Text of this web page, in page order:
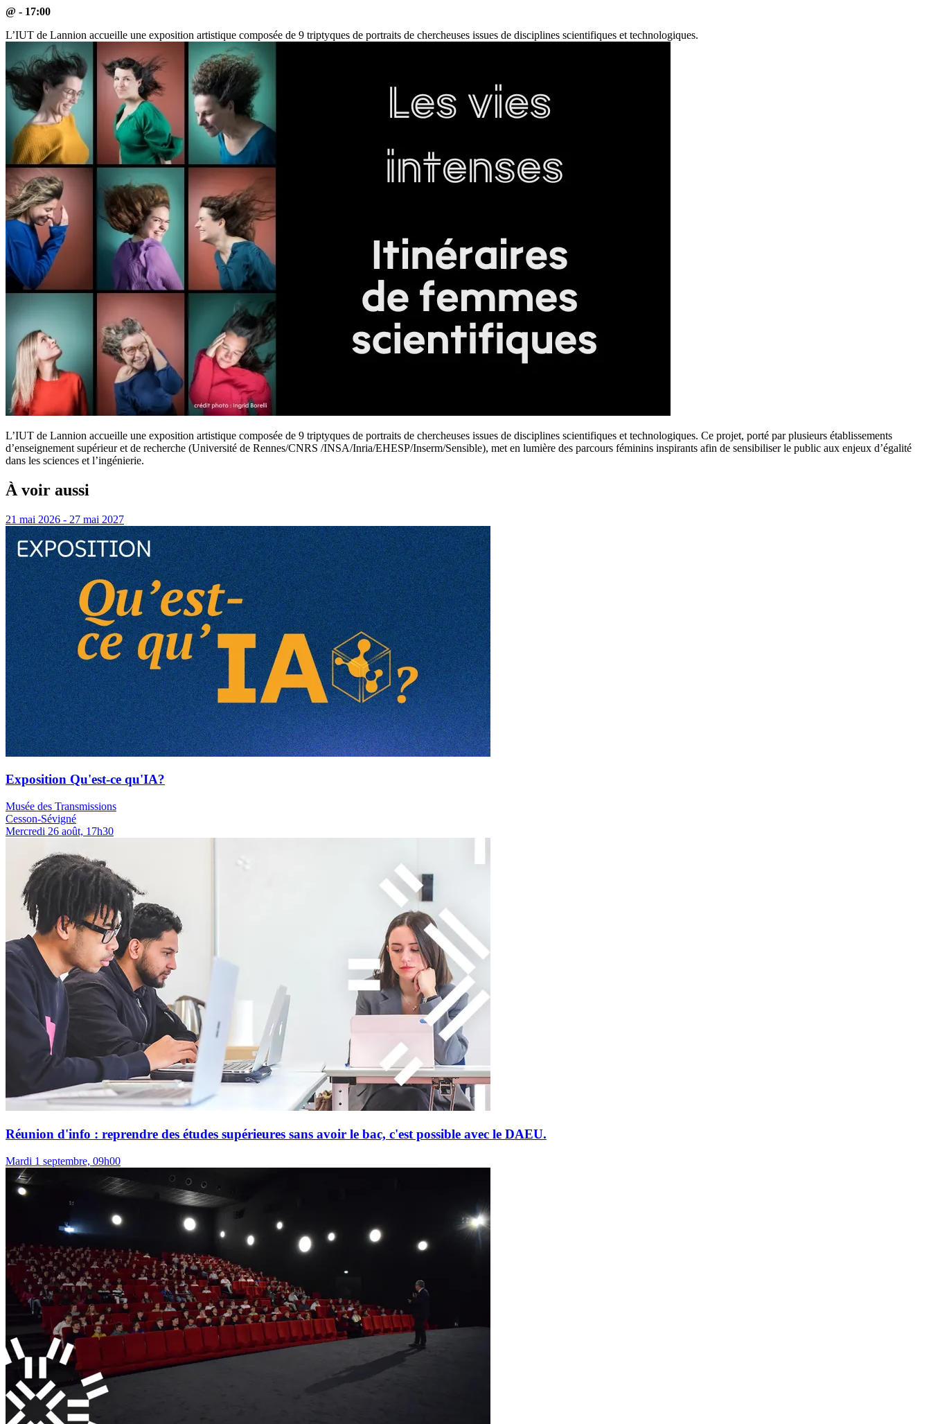
@ - 17:00
L’IUT de Lannion accueille une exposition artistique composée de 9 triptyques de portraits de chercheuses issues de disciplines scientifiques et technologiques.
L’IUT de Lannion accueille une exposition artistique composée de 9 triptyques de portraits de chercheuses issues de disciplines scientifiques et technologiques. Ce projet, porté par plusieurs établissements
d’enseignement supérieur et de recherche (Université de Rennes/CNRS /INSA/Inria/EHESP/Inserm/Sensible), met en lumière des parcours féminins inspirants afin de sensibiliser le public aux enjeux d’égalité
dans les sciences et l’ingénierie.
À voir aussi
21 mai 2026 - 27 mai 2027
Exposition Qu'est-ce qu'IA?
Musée des Transmissions
Cesson-Sévigné
Mercredi 26 août, 17h30
Réunion d'info : reprendre des études supérieures sans avoir le bac, c'est possible avec le DAEU.
Mardi 1 septembre, 09h00